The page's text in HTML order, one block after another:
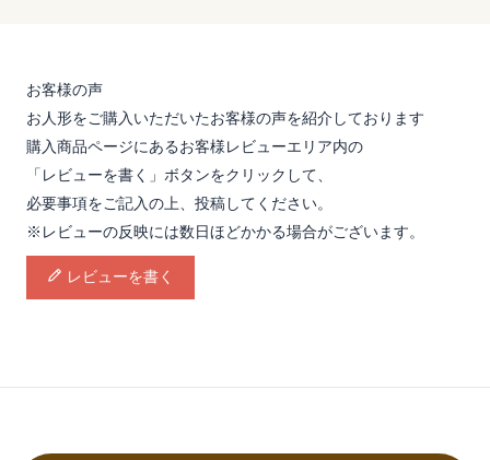
お客様の声
お人形をご購入いただいたお客様の声を紹介しております
購入商品ページにあるお客様レビューエリア内の
「レビューを書く」ボタンをクリックして、
必要事項をご記入の上、投稿してください。
※レビューの反映には数日ほどかかる場合がございます。
レビューを書く